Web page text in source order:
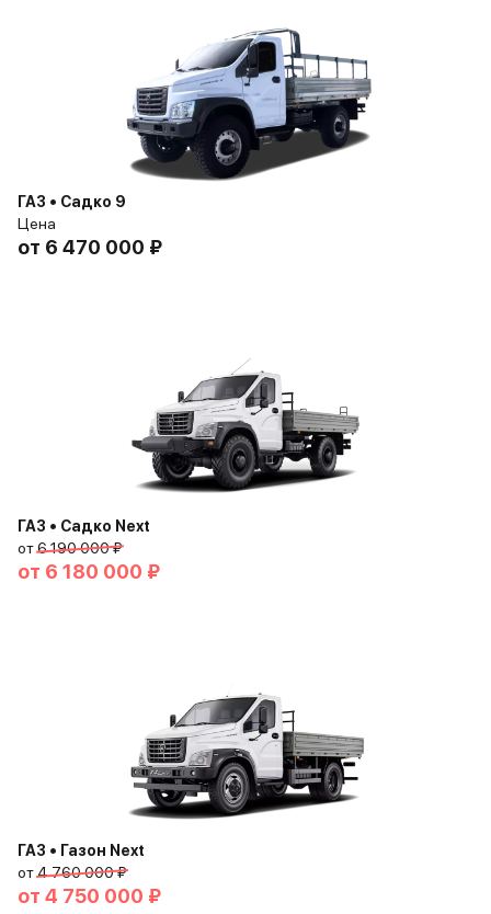
ГАЗ • Садко 9
Цена
от 6 470 000 ₽
ГАЗ • Садко Next
от6 190 000 ₽
от 6 180 000 ₽
ГАЗ • Газон Next
от4 760 000 ₽
от 4 750 000 ₽